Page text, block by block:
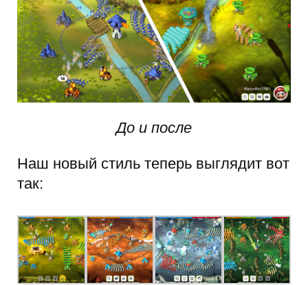
До и после
Наш новый стиль теперь выглядит вот
так: